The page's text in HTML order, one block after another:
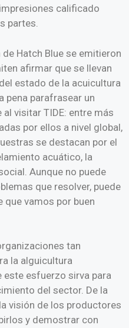
calificado
partes.
Hatch Blue se emitieron
afirmar que se llevan
estado de la acuicultura
pena parafrasear un
visitar TIDE: entre más
por ellos a nivel global,
se destacan por el
acuático, la
Aunque no puede
que resolver, puede
vamos por buen
tan
la alguicultura
este esfuerzo sirva para
del sector. De la
visión de los productores
y demostrar con